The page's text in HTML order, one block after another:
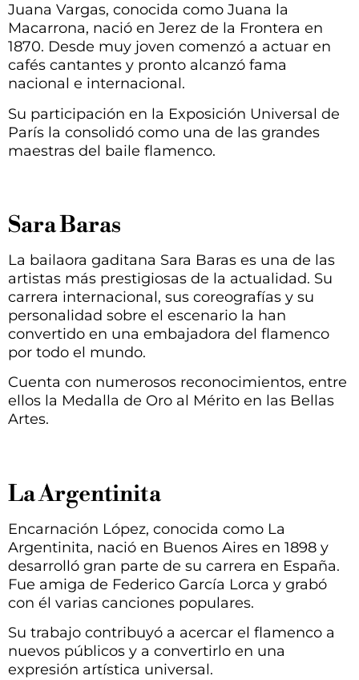
Juana Vargas, conocida como Juana la
Macarrona, nació en Jerez de la Frontera en
1870. Desde muy joven comenzó a actuar en
cafés cantantes y pronto alcanzó fama
nacional e internacional.
Su participación en la Exposición Universal de
París la consolidó como una de las grandes
maestras del baile flamenco.
Sara Baras
La bailaora gaditana Sara Baras es una de las
artistas más prestigiosas de la actualidad. Su
carrera internacional, sus coreografías y su
personalidad sobre el escenario la han
convertido en una embajadora del flamenco
por todo el mundo.
Cuenta con numerosos reconocimientos, entre
ellos la Medalla de Oro al Mérito en las Bellas
Artes.
La Argentinita
Encarnación López, conocida como La
Argentinita, nació en Buenos Aires en 1898 y
desarrolló gran parte de su carrera en España.
Fue amiga de Federico García Lorca y grabó
con él varias canciones populares.
Su trabajo contribuyó a acercar el flamenco a
nuevos públicos y a convertirlo en una
expresión artística universal.